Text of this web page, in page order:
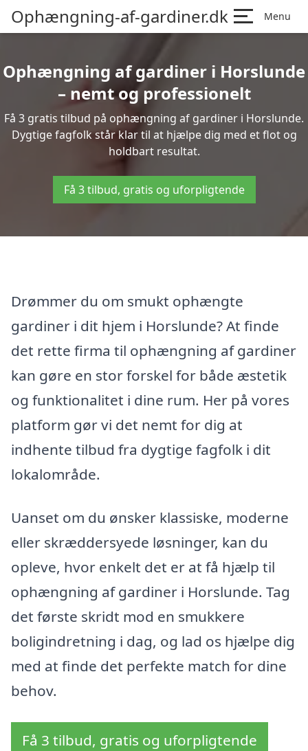
Ophængning-af-gardiner.dk Menu
Ophængning af gardiner i Horslunde
– nemt og professionelt
Få 3 gratis tilbud på ophængning af gardiner i Horslunde.
Dygtige fagfolk står klar til at hjælpe dig med et flot og
holdbart resultat.
Få 3 tilbud, gratis og uforpligtende
Drømmer du om smukt ophængte
gardiner i dit hjem i Horslunde? At finde
det rette firma til ophængning af gardiner
kan gøre en stor forskel for både æstetik
og funktionalitet i dine rum. Her på vores
platform gør vi det nemt for dig at
indhente tilbud fra dygtige fagfolk i dit
lokalområde.
Uanset om du ønsker klassiske, moderne
eller skræddersyede løsninger, kan du
opleve, hvor enkelt det er at få hjælp til
ophængning af gardiner i Horslunde. Tag
det første skridt mod en smukkere
boligindretning i dag, og lad os hjælpe dig
med at finde det perfekte match for dine
behov.
Få 3 tilbud, gratis og uforpligtende